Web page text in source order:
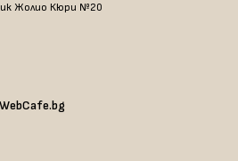
Жолио Кюри №20